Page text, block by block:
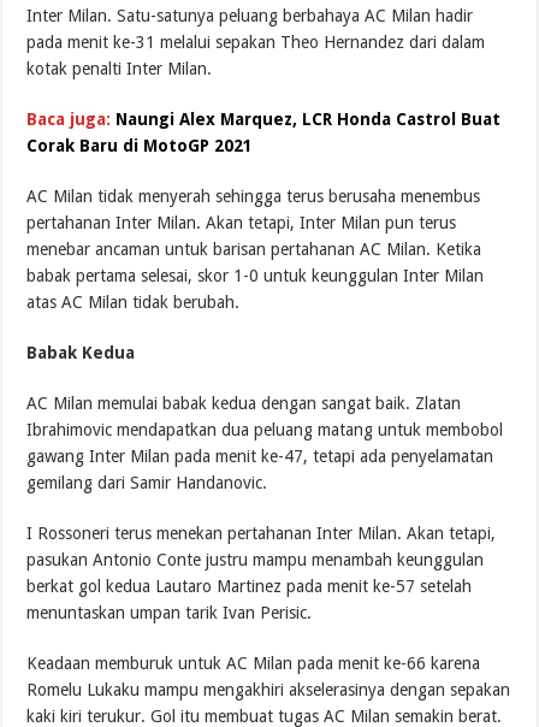
Inter Milan. Satu-satunya peluang berbahaya AC Milan hadir
pada menit ke-31 melalui sepakan Theo Hernandez dari dalam
kotak penalti Inter Milan.
Baca juga: Naungi Alex Marquez, LCR Honda Castrol Buat
Corak Baru di MotoGP 2021
AC Milan tidak menyerah sehingga terus berusaha menembus
pertahanan Inter Milan. Akan tetapi, Inter Milan pun terus
menebar ancaman untuk barisan pertahanan AC Milan. Ketika
babak pertama selesai, skor 1-0 untuk keunggulan Inter Milan
atas AC Milan tidak berubah.
Babak Kedua
AC Milan memulai babak kedua dengan sangat baik. Zlatan
Ibrahimovic mendapatkan dua peluang matang untuk membobol
gawang Inter Milan pada menit ke-47, tetapi ada penyelamatan
gemilang dari Samir Handanovic.
I Rossoneri terus menekan pertahanan Inter Milan. Akan tetapi,
pasukan Antonio Conte justru mampu menambah keunggulan
berkat gol kedua Lautaro Martinez pada menit ke-57 setelah
menuntaskan umpan tarik Ivan Perisic.
Keadaan memburuk untuk AC Milan pada menit ke-66 karena
Romelu Lukaku mampu mengakhiri akselerasinya dengan sepakan
kaki kiri terukur. Gol itu membuat tugas AC Milan semakin berat.